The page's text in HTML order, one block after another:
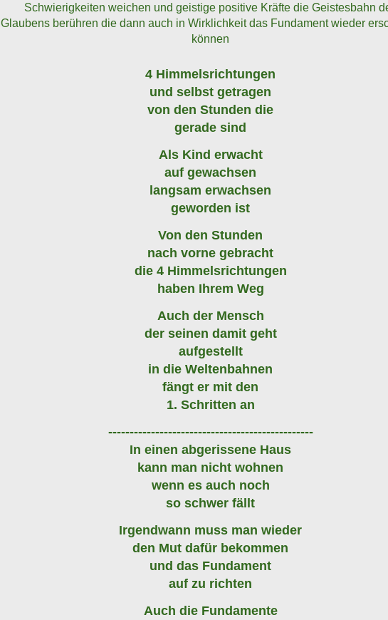
Schwierigkeiten weichen und geistige positive Kräfte die Geistesbahn
Glaubens berühren die dann auch in Wirklichkeit das Fundament wieder
können
4 Himmelsrichtungen
und selbst getragen
von den Stunden die
gerade sind
Als Kind erwacht
auf gewachsen
langsam erwachsen
geworden ist
Von den Stunden
nach vorne gebracht
die 4 Himmelsrichtungen
haben Ihrem Weg
Auch der Mensch
der seinen damit geht
aufgestellt
in die Weltenbahnen
fängt er mit den
1. Schritten an
------------------------------------------------
In einen abgerissene Haus
kann man nicht wohnen
wenn es auch noch
so schwer fällt
Irgendwann muss man wieder
den Mut dafür bekommen
und das Fundament
auf zu richten
Auch die Fundamente